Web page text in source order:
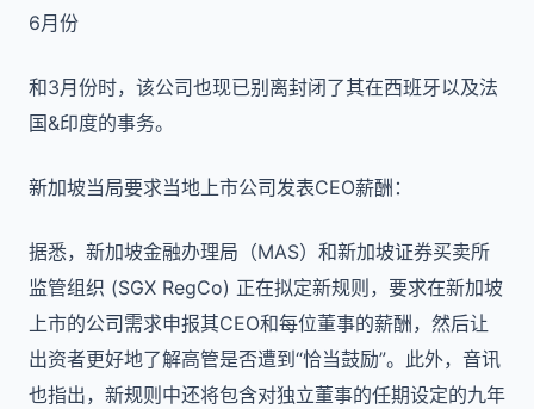
6月份
和3月份时，该公司也现已别离封闭了其在西班牙以及法
国&印度的事务。
新加坡当局要求当地上市公司发表CEO薪酬：
据悉，新加坡金融办理局（MAS）和新加坡证券买卖所
监管组织 (SGX RegCo) 正在拟定新规则，要求在新加坡
上市的公司需求申报其CEO和每位董事的薪酬，然后让
出资者更好地了解高管是否遭到“恰当鼓励”。此外，音讯
也指出，新规则中还将包含对独立董事的任期设定的九年